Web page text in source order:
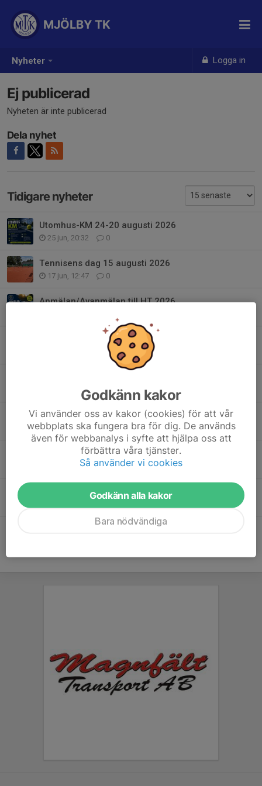
Nyheter Logga in
MJÖLBY TK
Ej publicerad
Nyheten är inte publicerad
Dela nyhet
Tidigare nyheter
Utomhus-KM 24-20 augusti 2026
25 jun, 20:32 0
Tennisens dag 15 augusti 2026
17 jun, 12:47 0
Anmälan/Avanmälan till HT 2026
Sommartennis vecka 25, 26 och 32
0
2 feb, 16:14 0
Vårens tennisträning startar vecka 2
1 dec 2025 0
Social Tennis (dubbelspel) varje fredag
2 jan 2025 0
Välkommen till vår nya hemsida
Godkänn kakor
Vi använder oss av kakor (cookies) för att vår
webbplats ska fungera bra för dig. De används
även för webbanalys i syfte att hjälpa oss att
förbättra våra tjänster.
Så använder vi cookies
Godkänn alla kakor
Bara nödvändiga